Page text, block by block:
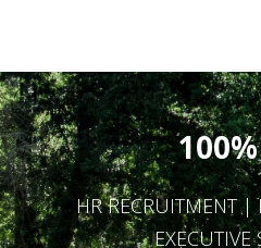
HR RECRUITMENT
EXECUTIVE